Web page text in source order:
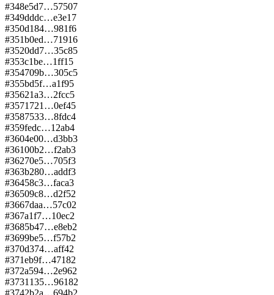
#348e5d7…57507
#349dddc…e3e1 7
#350d184…981f6
#351b0ed…71916
#3520dd7…35c85
#353c1be…1ff1 5
#354709b…305c5
#355bd5f…a1f95
#35621a3…2fcc5
#3571721…0ef45
#3587533…8fdc4
#359fedc…12ab4
#3604e00…d3bb3
#36100b2…f2ab3
#36270e5…705f3
#363b280…addf3
#36458c3…faca3
#36509c8…d2f52
#3667daa…57c02
#367a1f7…10ec2
#3685b47…e8eb2
#3699be5…f57b2
#370d374…aff42
#371eb9f…47182
#372a594…2e962
#3731135…96182
#3742b2a…694b2